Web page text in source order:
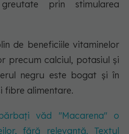
prin stimularea
de beneficiile vitaminelor
precum calciul, potasiul și
negru este bogat și în
fibre alimentare.
văd "Macarena" o
fără relevanță. Textul